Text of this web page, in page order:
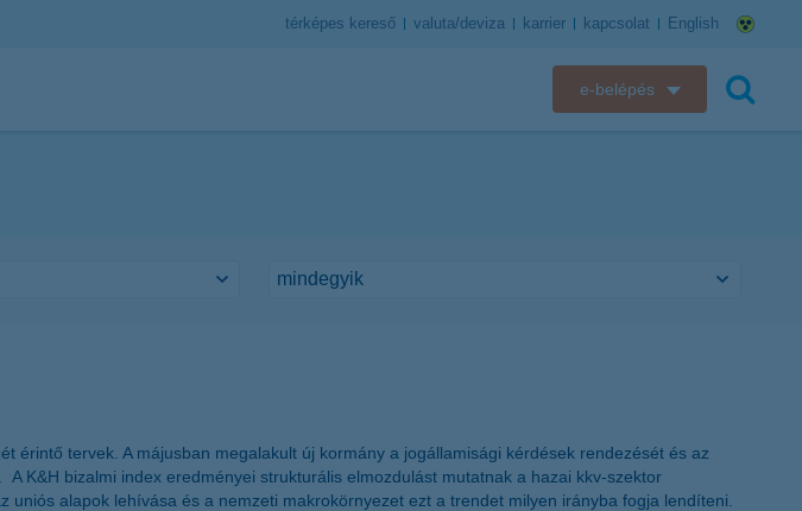
térképes kereső valuta/deviza karrier kapcsolat English
e-belépés
K&H e-kártyafelület
tervek. A májusban megalakult új kormány a jogállamisági kérdések rendezését és az
K&H bizalmi index eredményei strukturális elmozdulást mutatnak a hazai kkv-szektor
alapok lehívása és a nemzeti makrokörnyezet ezt a trendet milyen irányba fogja lendíteni.